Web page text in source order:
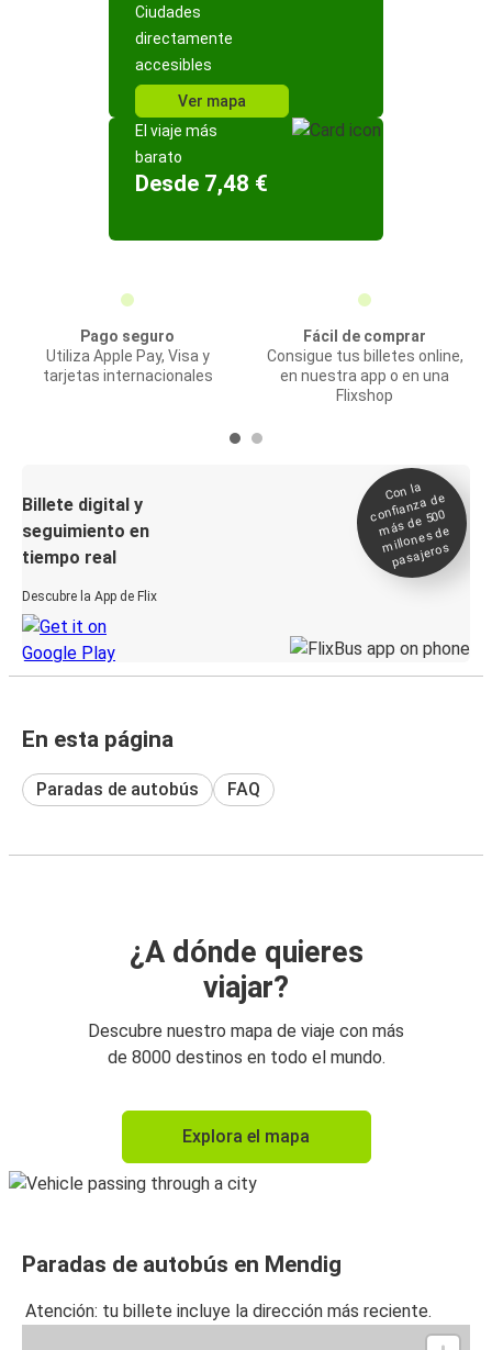
Ciudades
directamente
accesibles
Ver mapa
El viaje más
barato
Desde 7,48 €
Pago seguro
Utiliza Apple Pay, Visa y
tarjetas internacionales
Fácil de comprar
Consigue tus billetes online,
en nuestra app o en una
Flixshop
Billete digital y
seguimiento en
tiempo real
Descubre la App de Flix
Con la
confianza de
más de 500
millones de
pasajeros
En esta página
Paradas de autobús FAQ
¿A dónde quieres
viajar?
Descubre nuestro mapa de viaje con más
de 8000 destinos en todo el mundo.
Explora el mapa
Paradas de autobús en Mendig
Atención: tu billete incluye la dirección más reciente.